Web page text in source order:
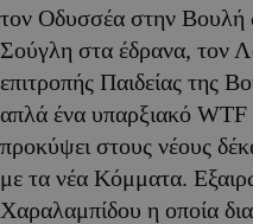
τον Οδυσσέα στην Βουλή
Σούγλη στα έδρανα, τον
επιτροπής Παιδείας της
απλά ένα υπαρξιακό WTF
προκύψει στους νέους
με τα νέα Κόμματα.
Χαραλαμπίδου η οποία